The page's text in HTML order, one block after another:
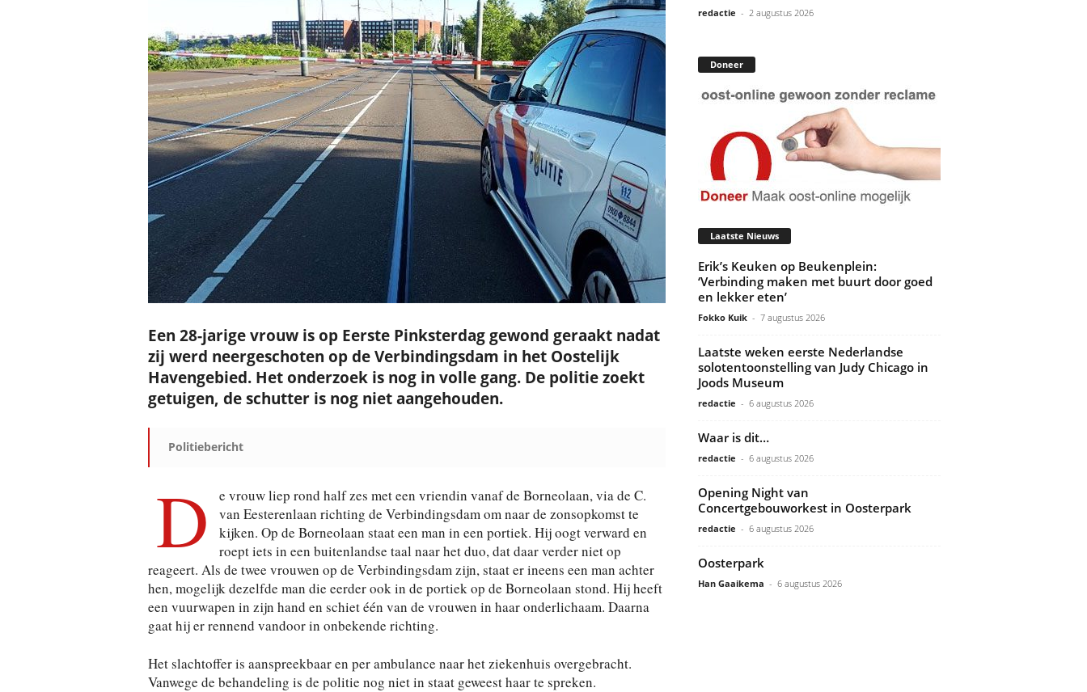
Een 28-jarige vrouw is op Eerste Pinksterdag gewond geraakt nadat
zij werd neergeschoten op de Verbindingsdam in het Oostelijk
Havengebied. Het onderzoek is nog in volle gang. De politie zoekt
getuigen, de schutter is nog niet aangehouden.
Politiebericht
D
e vrouw liep rond half zes met een vriendin vanaf de Borneolaan, via de C.
van Eesterenlaan richting de Verbindingsdam om naar de zonsopkomst te
kijken. Op de Borneolaan staat een man in een portiek. Hij oogt verward en
roept iets in een buitenlandse taal naar het duo, dat daar verder niet op
reageert. Als de twee vrouwen op de Verbindingsdam zijn, staat er ineens een man achter
hen, mogelijk dezelfde man die eerder ook in de portiek op de Borneolaan stond. Hij heeft
een vuurwapen in zijn hand en schiet één van de vrouwen in haar onderlichaam. Daarna
gaat hij er rennend vandoor in onbekende richting.
Het slachtoffer is aanspreekbaar en per ambulance naar het ziekenhuis overgebracht.
Vanwege de behandeling is de politie nog niet in staat geweest haar te spreken.
redactie - 2 augustus 2026
Doneer
Laatste Nieuws
Erik’s Keuken op Beukenplein:
‘Verbinding maken met buurt door goed
en lekker eten’
Fokko Kuik - 7 augustus 2026
Laatste weken eerste Nederlandse
solotentoonstelling van Judy Chicago in
Joods Museum
redactie - 6 augustus 2026
Waar is dit…
redactie - 6 augustus 2026
Opening Night van
Concertgebouworkest in Oosterpark
redactie - 6 augustus 2026
Oosterpark
Han Gaaikema - 6 augustus 2026